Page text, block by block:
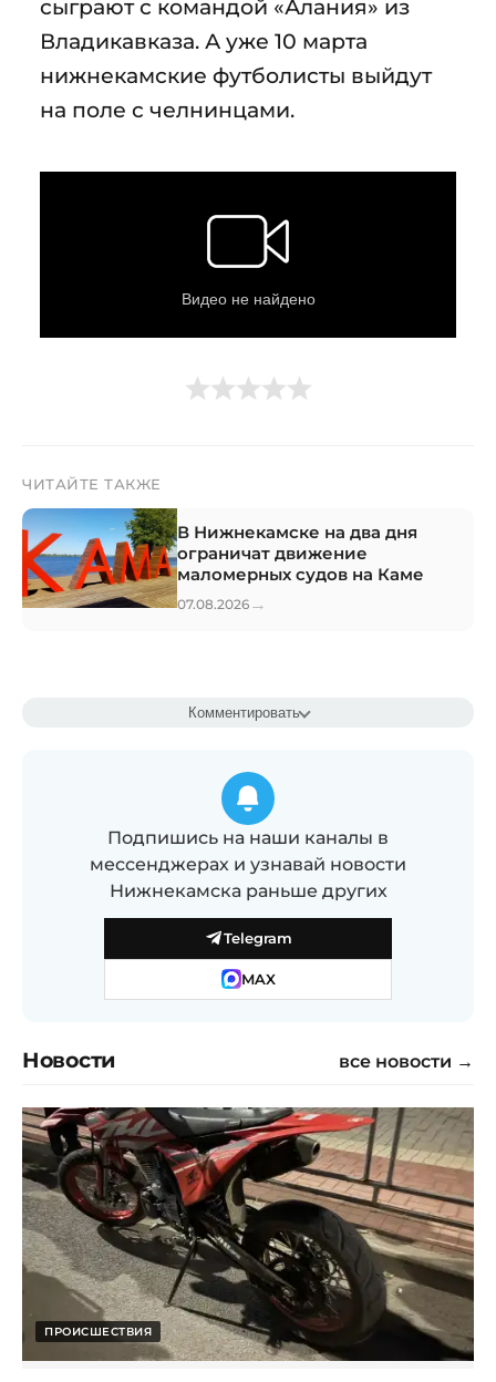
сыграют с командой «Алания» из
Владикавказа. А уже 10 марта
нижнекамские футболисты выйдут
на поле с челнинцами.
ЧИТАЙТЕ ТАКЖЕ
В Нижнекамске на два дня
ограничат движение
маломерных судов на Каме
07.08.2026 →
Комментировать
Подпишись на наши каналы в
мессенджерах и узнавай новости
Нижнекамска раньше других
Telegram
MAX
Новости все новости →
ПРОИСШЕСТВИЯ